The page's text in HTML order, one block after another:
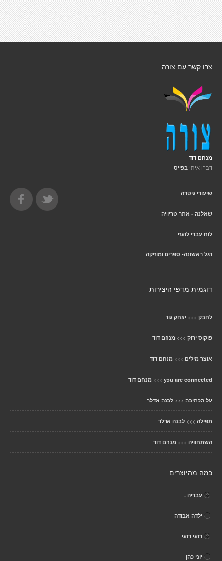
צרו קשר עם צורה
מנחם דוד
דברו איתי בפייס
שיעורי גיטרה
שאלנה - אתר טריוויה
לוח עברי לועזי
רגל ראשונה- ספרים ומוזיקה
דוגמית מדפי היצירות
לחבק >>> יצחק גור
פוקוס ירוק >>> מנחם דוד
אוצר מילים >>> מנחם דוד
you are connected
>>> מנחם דוד
על הכתיבה >>> לבנה אדלר
תפילה >>> לבנה אדלר
השתחוויה >>> מנחם דוד
כמה מהיוצרים
עבריה .
ילדה אבודה
רועי רועי
יוני כהן